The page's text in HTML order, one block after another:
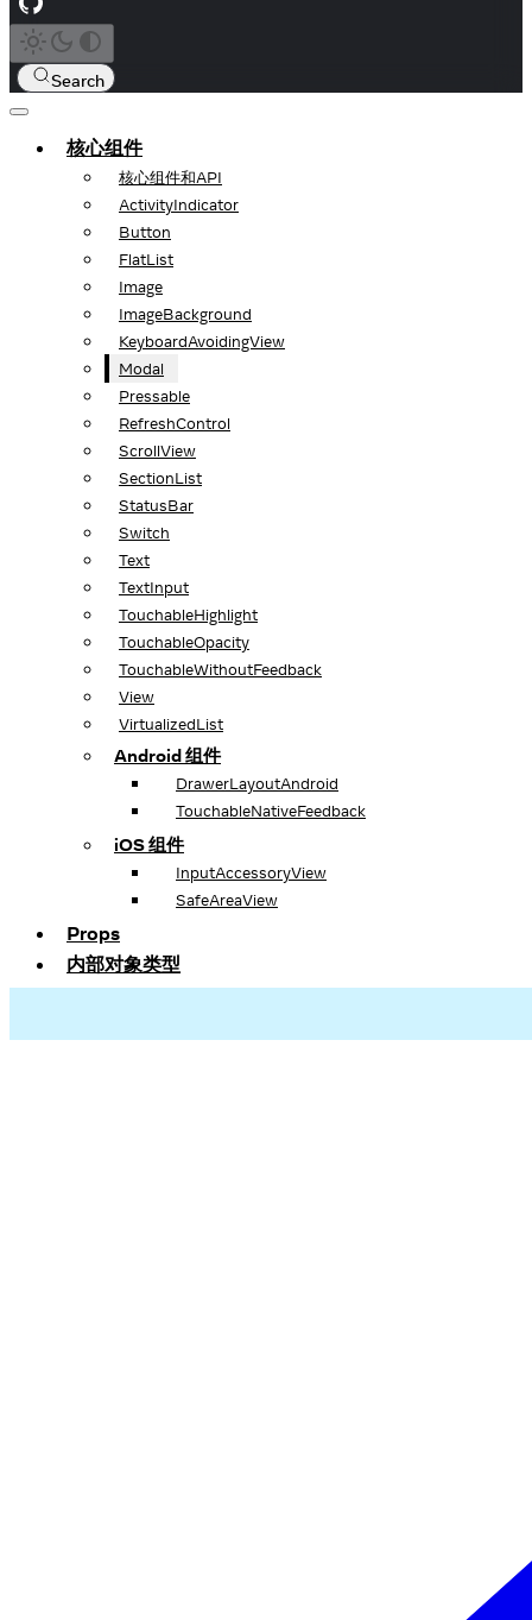
Search
核心组件
核心组件和API
ActivityIndicator
Button
FlatList
Image
ImageBackground
KeyboardAvoidingView
Modal
Pressable
RefreshControl
ScrollView
SectionList
StatusBar
Switch
Text
TextInput
TouchableHighlight
TouchableOpacity
TouchableWithoutFeedback
View
VirtualizedList
Android 组件
DrawerLayoutAndroid
TouchableNativeFeedback
iOS 组件
InputAccessoryView
SafeAreaView
Props
内部对象类型